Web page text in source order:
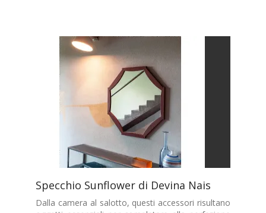
Specchio Sunflower di Devina Nais
Dalla camera al salotto, questi accessori risultano